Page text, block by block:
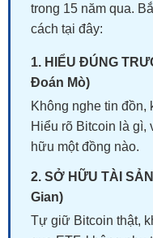
trong 15 năm qua.
cách tại đây:
1. HIỂU ĐÚNG
Đoán Mò)
Không nghe tin đồn,
Hiểu rõ Bitcoin là gì,
hữu một đồng nào.
2. SỞ HỮU TÀI
Gian)
Tự giữ Bitcoin thật,